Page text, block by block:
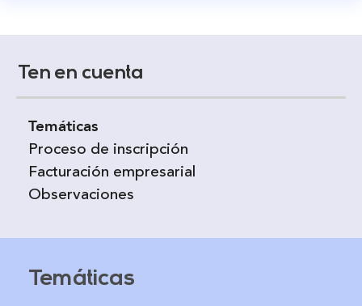
Ten en cuenta
Temáticas
Proceso de inscripción
Facturación empresarial
Observaciones
Temáticas